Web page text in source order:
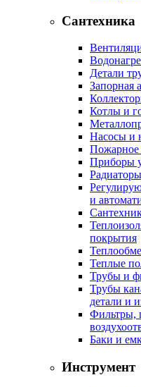
Сантехника
Детали
Запорная
Котлы и
Насосы и
Пожарное
Приборы
и
покрытия
Теплые
Трубы и
Трубы
детали и
Фильтры,
Баки и
Инструмент